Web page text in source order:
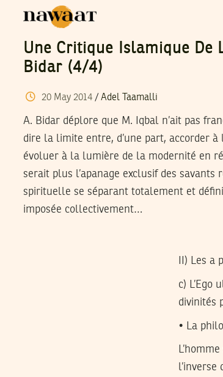
Une Critique Islamique De
Bidar (4/4)
20 May 2014/ Adel Taamalli
A. Bidar déplore que M. Iqbal n’ait pas
dire la limite entre, d’une part, accorder
évoluer à la lumière de la modernité en
serait plus l’apanage exclusif des savants
spirituelle se séparant totalement et
imposée collectivement…
II) Les a
c) L’Ego
divinités
• La
l’inverse